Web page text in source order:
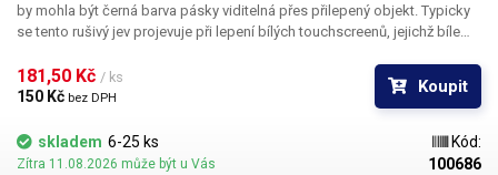
by mohla být černá barva pásky viditelná přes přilepený objekt. Typicky
se tento rušivý jev projevuje při lepení bílých touchscreenů, jejichž bíle
pásky působí rušivě. Délka pásky je 50m.
181,50 Kč / ks
150 Kč bez DPH
Koupit
skladem 6-25 ks
Zítra 11.08.2026 může být u Vás
Kód:
100686